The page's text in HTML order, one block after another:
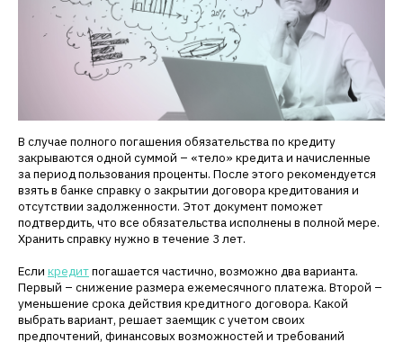
В случае полного погашения обязательства по кредиту
закрываются одной суммой – «тело» кредита и начисленные
за период пользования проценты. После этого рекомендуется
взять в банке справку о закрытии договора кредитования и
отсутствии задолженности. Этот документ поможет
подтвердить, что все обязательства исполнены в полной мере.
Хранить справку нужно в течение 3 лет.
Если кредитпогашается частично, возможно два варианта.
Первый – снижение размера ежемесячного платежа. Второй –
уменьшение срока действия кредитного договора. Какой
выбрать вариант, решает заемщик с учетом своих
предпочтений, финансовых возможностей и требований